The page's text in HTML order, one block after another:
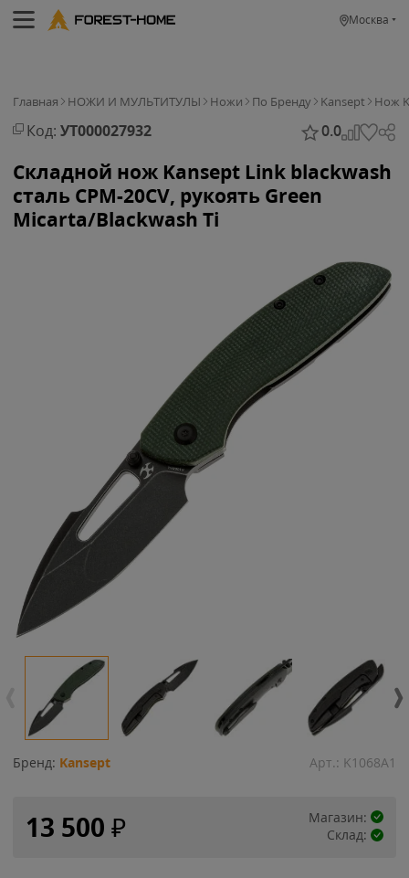
Москва
Главная НОЖИ И МУЛЬТИТУЛЫ Ножи По Бренду Kansept Нож
Код: УТ000027932 0.0
Складной нож Kansept Link blackwash
сталь CPM-20CV, рукоять Green
Micarta/Blackwash Ti
Бренд: Kansept Арт.: K1068A1
13 500 ₽
Магазин:
Склад: